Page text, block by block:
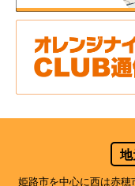
地
姫路市を中心に西は赤穂